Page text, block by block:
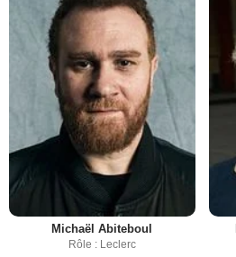
Michaël Abiteboul
Rôle : Leclerc